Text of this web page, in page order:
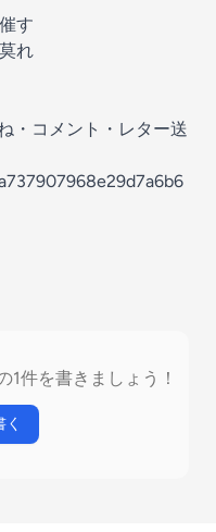
す
れ
・コメント・レター送
1件を書きましょう！